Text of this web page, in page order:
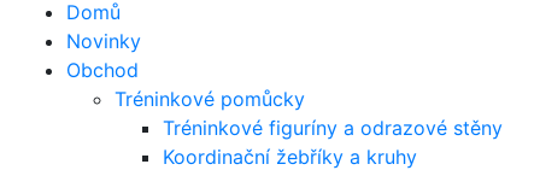
Domů
Novinky
Obchod
Tréninkové pomůcky
Tréninkové figuríny a odrazové stěny
Koordinační žebříky a kruhy